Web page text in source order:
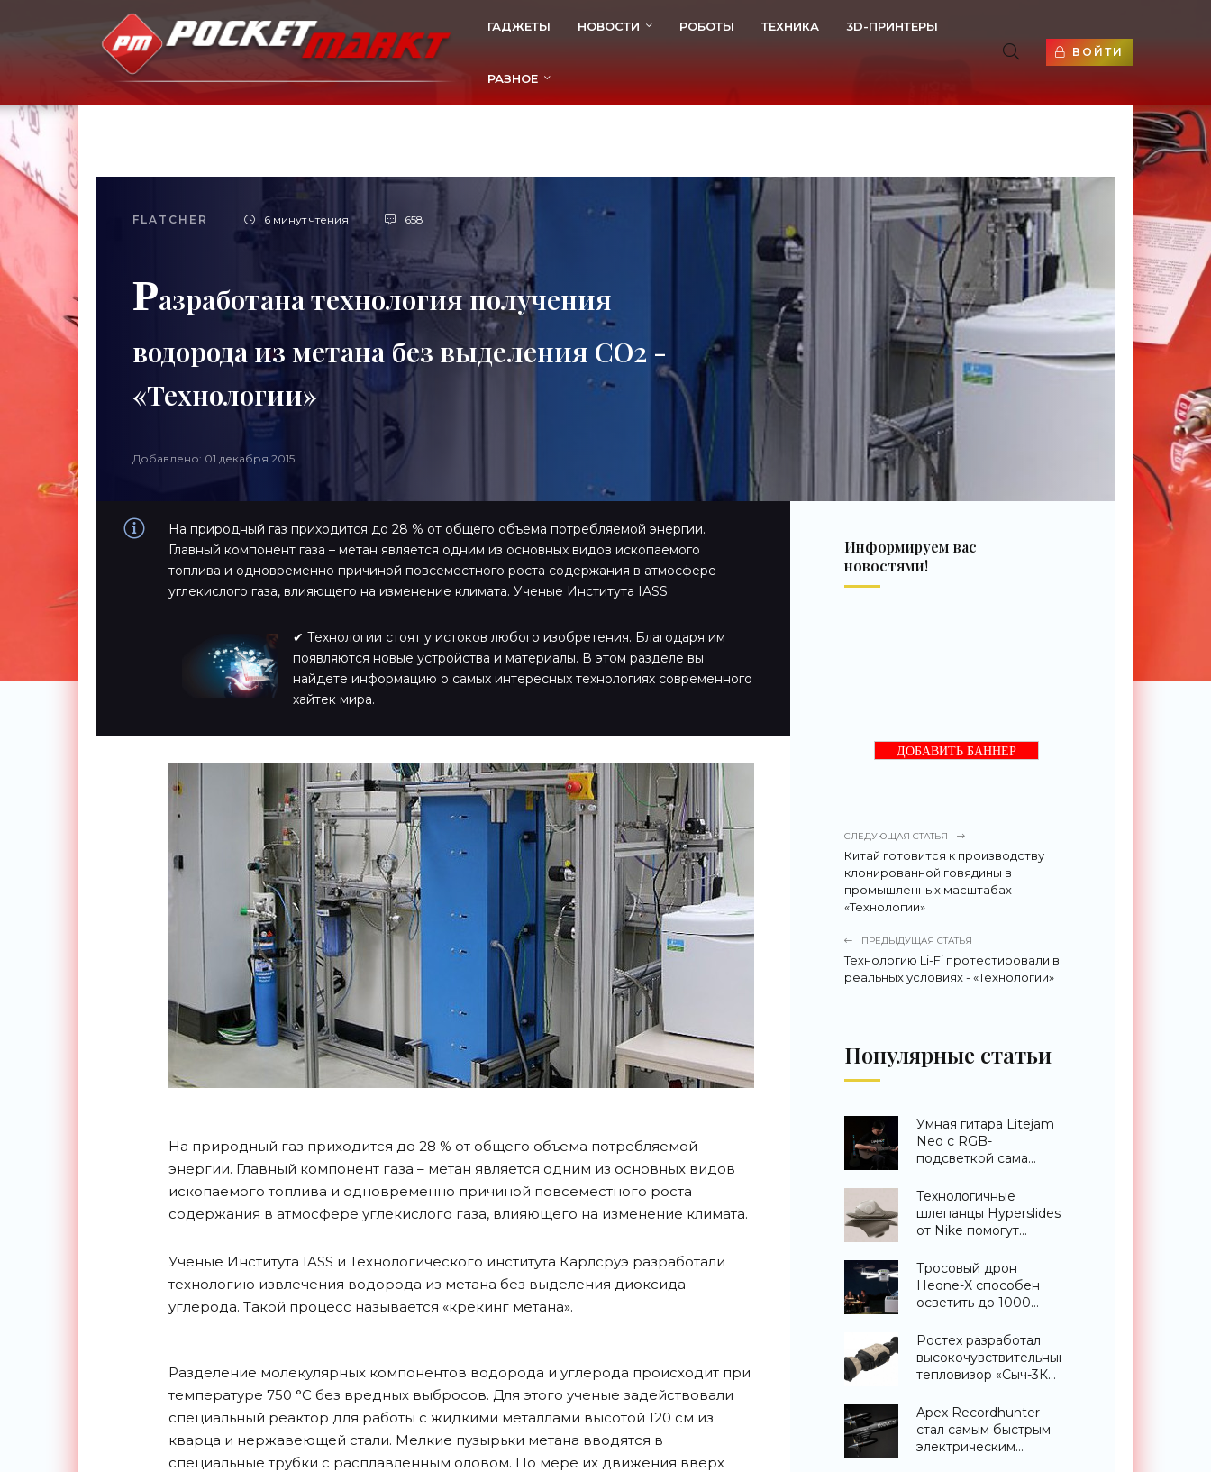
ГАДЖЕТЫ НОВОСТИ РОБОТЫ ТЕХНИКА 3D-ПРИНТЕРЫ
РАЗНОЕ
ВОЙТИ
FLATCHER 6 минут чтения 658
Разработана технология получения
водорода из метана без выделения СО2 -
«Технологии»
Добавлено: 01 декабря 2015
На природный газ приходится до 28 % от общего объема потребляемой энергии.
Главный компонент газа – метан является одним из основных видов ископаемого
топлива и одновременно причиной повсеместного роста содержания в атмосфере
углекислого газа, влияющего на изменение климата. Ученые Института IASS
✔ Технологии стоят у истоков любого изобретения. Благодаря им
появляются новые устройства и материалы. В этом разделе вы
найдете информацию о самых интересных технологиях современного
хайтек мира.
На природный газ приходится до 28 % от общего объема потребляемой
энергии. Главный компонент газа – метан является одним из основных видов
ископаемого топлива и одновременно причиной повсеместного роста
содержания в атмосфере углекислого газа, влияющего на изменение климата.
Ученые Института IASS и Технологического института Карлсруэ разработали
технологию извлечения водорода из метана без выделения диоксида
углерода. Такой процесс называется «крекинг метана».
Разделение молекулярных компонентов водорода и углерода происходит при
температуре 750 °С без вредных выбросов. Для этого ученые задействовали
специальный реактор для работы с жидкими металлами высотой 120 см из
кварца и нержавеющей стали. Мелкие пузырьки метана вводятся в
специальные трубки с расплавленным оловом. По мере их движения вверх
Информируем вас
новостями!
ДОБАВИТЬ БАННЕР
СЛЕДУЮЩАЯ СТАТЬЯ
Китай готовится к производству
клонированной говядины в
промышленных масштабах -
«Технологии»
ПРЕДЫДУЩАЯ СТАТЬЯ
Технологию Li-Fi протестировали в
реальных условиях - «Технологии»
Популярные статьи
Умная гитара Litejam
Neo с RGB-
подсветкой сама
«Гаджеты»
Технологичные
шлепанцы Hyperslides
от Nike помогут
ноги после
тренировки -
«Гаджеты»
Тросовый дрон
Heone-X способен
осветить до 1000
земли -
«Беспилотники»
Ростех разработал
высокочувствительный
тепловизор «Сыч-3К»
распознавания до 2
км - «Гаджеты»
Apex Recordhunter
стал самым быстрым
электрическим